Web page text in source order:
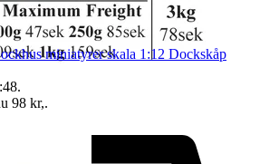
miniatyrer skala 1:12 Dockskåp
.
98 kr,.